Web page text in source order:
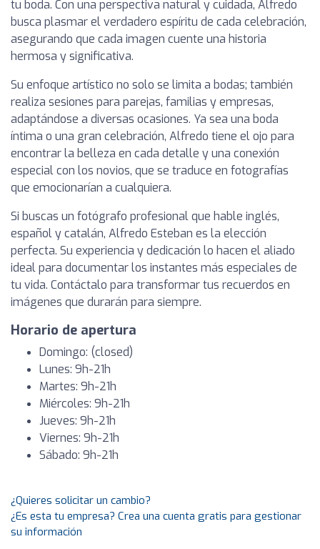
tu boda. Con una perspectiva natural y cuidada, Alfredo
busca plasmar el verdadero espíritu de cada celebración,
asegurando que cada imagen cuente una historia
hermosa y significativa.
Su enfoque artístico no solo se limita a bodas; también
realiza sesiones para parejas, familias y empresas,
adaptándose a diversas ocasiones. Ya sea una boda
íntima o una gran celebración, Alfredo tiene el ojo para
encontrar la belleza en cada detalle y una conexión
especial con los novios, que se traduce en fotografías
que emocionarían a cualquiera.
Si buscas un fotógrafo profesional que hable inglés,
español y catalán, Alfredo Esteban es la elección
perfecta. Su experiencia y dedicación lo hacen el aliado
ideal para documentar los instantes más especiales de
tu vida. Contáctalo para transformar tus recuerdos en
imágenes que durarán para siempre.
Horario de apertura
Domingo: (closed)
Lunes: 9h-21h
Martes: 9h-21h
Miércoles: 9h-21h
Jueves: 9h-21h
Viernes: 9h-21h
Sábado: 9h-21h
¿Quieres solicitar un cambio?
¿Es esta tu empresa? Crea una cuenta gratis para gestionar
su información